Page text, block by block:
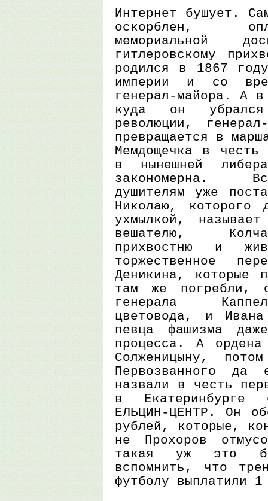
Интернет бушует.
оскорблен,
мемориальной
гитлеровскому
родился в 1867
империи и со
генерал-майора. А в
куда он убрался
революции,
превращается в
Мемдощечка в честь
в нынешней
закономерна.
душителям уже
Николаю,
ухмылкой,
вешателю,
прихвостню и
торжественное
Деникина, которые
там же погребли,
генерала
цветовода, и
певца фашизма
процесса. А
Солженицыну,
Первозванного
назвали в честь
в Екатеринбурге
ЕЛЬЦИН-ЦЕНТР. Он
рублей, которые,
не Прохоров
такая уж это
вспомнить, что
футболу выплатили